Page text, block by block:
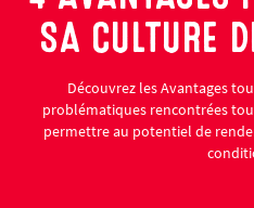
SA CULTURE
Découvrez les Avantages
problématiques rencontrées
permettre au potentiel de